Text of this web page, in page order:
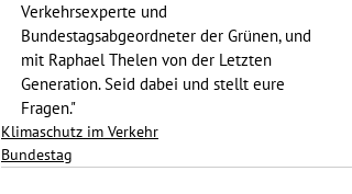
Verkehrsexperte und
Bundestagsabgeordneter der Grünen, und
mit Raphael Thelen von der Letzten
Generation. Seid dabei und stellt eure
Fragen."
Klimaschutz im Verkehr
Bundestag